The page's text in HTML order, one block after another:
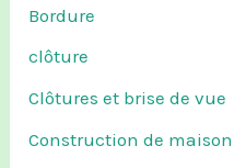
Bordure
clôture
Clôtures et brise de vue
Construction de maison